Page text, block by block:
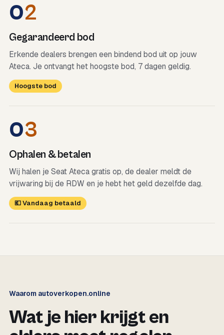
02
Gegarandeerd bod
Erkende dealers brengen een bindend bod uit op jouw
Ateca. Je ontvangt het hoogste bod, 7 dagen geldig.
Hoogste bod
03
Ophalen & betalen
Wij halen je Seat Ateca gratis op, de dealer meldt de
vrijwaring bij de RDW en je hebt het geld dezelfde dag.
💶 Vandaag betaald
Waarom autoverkopen.online
Wat je hier krijgt en